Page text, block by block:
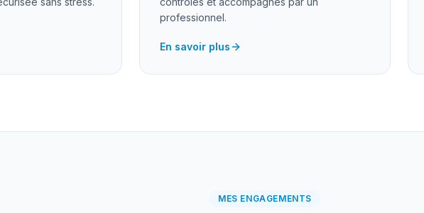
professionnel.
En savoir plus
MES ENGAGEMENTS